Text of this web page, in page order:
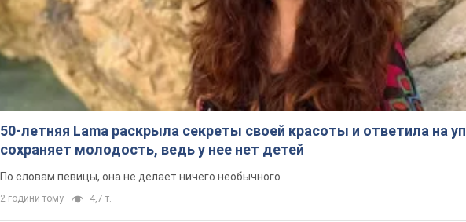
50-летняя Lama раскрыла секреты своей красоты и ответила на
сохраняет молодость, ведь у нее нет детей
По словам певицы, она не делает ничего необычного
2 години тому 4,7 т.